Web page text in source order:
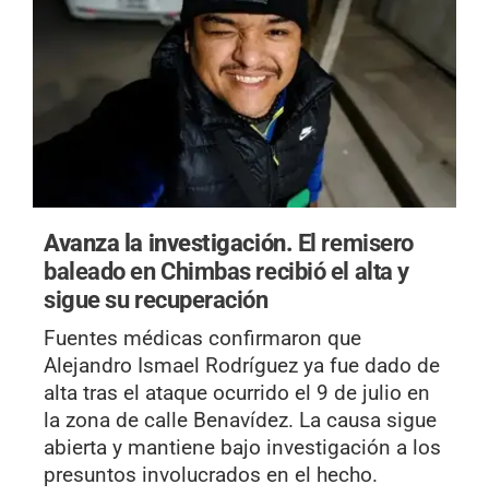
Avanza la investigación. El remisero
baleado en Chimbas recibió el alta y
sigue su recuperación
Fuentes médicas confirmaron que
Alejandro Ismael Rodríguez ya fue dado de
alta tras el ataque ocurrido el 9 de julio en
la zona de calle Benavídez. La causa sigue
abierta y mantiene bajo investigación a los
presuntos involucrados en el hecho.